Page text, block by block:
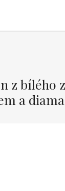
z bílého
a